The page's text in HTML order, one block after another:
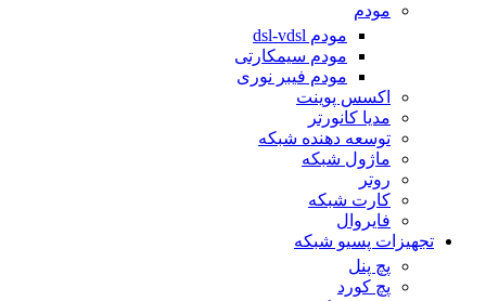
مودم
مودم dsl-vdsl
مودم سیمکارتی
مودم فیبر نوری
اکسس پوینت
مدیا کانورتر
توسعه دهنده شبکه
ماژول شبکه
روتر
کارت شبکه
فایروال
تجهیزات پسیو شبکه
پچ پنل
پچ کورد